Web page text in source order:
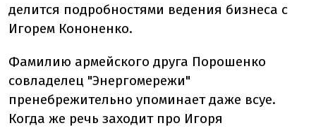
делится подробностями ведения бизнеса с
Игорем Кононенко.
Фамилию армейского друга Порошенко
совладелец "Энергомережи"
пренебрежительно упоминает даже всуе.
Когда же речь заходит про Игоря